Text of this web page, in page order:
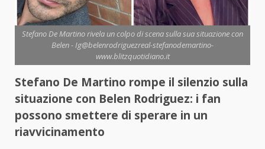
Stefano De Martino rivela un colpo di scena sulla sua situazione con
Belen - Ig@belenrodriguezreal-stefanodemartino-
www.blitzquotidiano.it
Stefano De Martino rompe il silenzio sulla
situazione con Belen Rodriguez: i fan
possono smettere di sperare in un
riavvicinamento